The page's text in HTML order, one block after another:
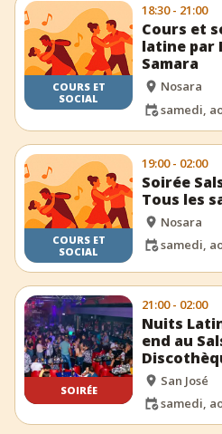
COURS ET
SOCIAL
18:30 - 21:00
Cours et
latine par
Samara
Nosara
samedi,
COURS ET
SOCIAL
19:00 - 02:00
Soirée
Tous les
Nosara
samedi,
SOIRÉE
21:00 - 02:00
Nuits
end au
San José
samedi,